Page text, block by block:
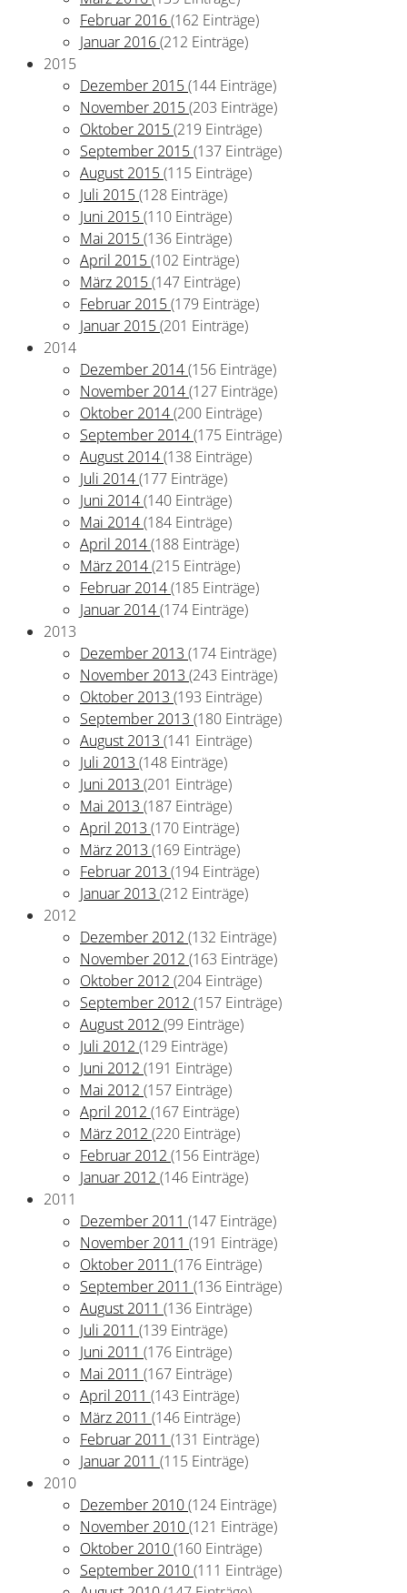
Februar 2016(162 Einträge)
Januar 2016(212 Einträge)
2015
Dezember 2015(144 Einträge)
November 2015(203 Einträge)
Oktober 2015(219 Einträge)
September 2015(137 Einträge)
August 2015(115 Einträge)
Juli 2015(128 Einträge)
Juni 2015(110 Einträge)
Mai 2015(136 Einträge)
April 2015(102 Einträge)
März 2015(147 Einträge)
Februar 2015(179 Einträge)
Januar 2015(201 Einträge)
2014
Dezember 2014(156 Einträge)
November 2014(127 Einträge)
Oktober 2014(200 Einträge)
September 2014(175 Einträge)
August 2014(138 Einträge)
Juli 2014(177 Einträge)
Juni 2014(140 Einträge)
Mai 2014(184 Einträge)
April 2014(188 Einträge)
März 2014(215 Einträge)
Februar 2014(185 Einträge)
Januar 2014(174 Einträge)
2013
Dezember 2013 (174 Einträge)
November 2013 (243 Einträge)
Oktober 2013 (193 Einträge)
September 2013 (180 Einträge)
August 2013 (141 Einträge)
Juli 2013 (148 Einträge)
Juni 2013 (201 Einträge)
Mai 2013 (187 Einträge)
April 2013 (170 Einträge)
März 2013 (169 Einträge)
Februar 2013 (194 Einträge)
Januar 2013 (212 Einträge)
2012
Dezember 2012 (132 Einträge)
November 2012 (163 Einträge)
Oktober 2012 (204 Einträge)
September 2012 (157 Einträge)
August 2012 (99 Einträge)
Juli 2012 (129 Einträge)
Juni 2012 (191 Einträge)
Mai 2012 (157 Einträge)
April 2012 (167 Einträge)
März 2012 (220 Einträge)
Februar 2012 (156 Einträge)
Januar 2012 (146 Einträge)
2011
Dezember 2011 (147 Einträge)
November 2011 (191 Einträge)
Oktober 2011 (176 Einträge)
September 2011 (136 Einträge)
August 2011 (136 Einträge)
Juli 2011 (139 Einträge)
Juni 2011 (176 Einträge)
Mai 2011 (167 Einträge)
April 2011 (143 Einträge)
März 2011 (146 Einträge)
Februar 2011 (131 Einträge)
Januar 2011 (115 Einträge)
2010
Dezember 2010(124 Einträge)
November 2010(121 Einträge)
Oktober 2010(160 Einträge)
September 2010(111 Einträge)